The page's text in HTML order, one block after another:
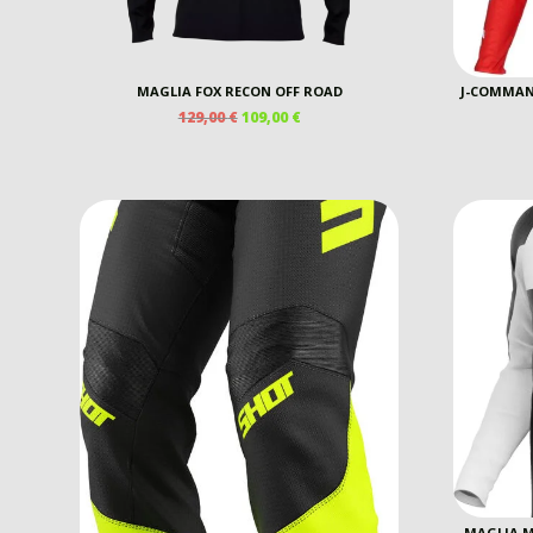
MAGLIA FOX RECON OFF ROAD
129,00€IL
129,00 €.
109,00€IL
109,00 €.
J-